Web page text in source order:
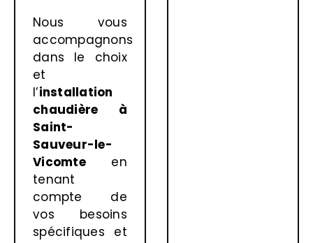
Nous vous
accompagnons
dans le choix
et
l’installation
chaudière à
Saint-
Sauveur-le-
Vicomteen
tenant
compte de
vos besoins
spécifiques et